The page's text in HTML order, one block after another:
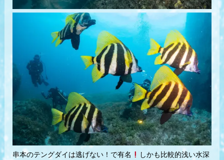
串本のテングダイは逃げない！で有名
しかも比較的浅い水深